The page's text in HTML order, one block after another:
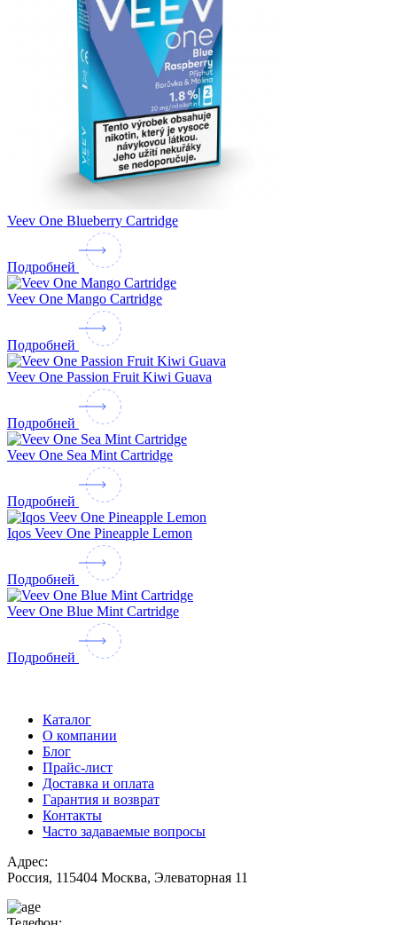
Veev One Blueberry Cartridge
Подробней
Veev One Mango Cartridge
Подробней
Veev One Passion Fruit Kiwi Guava
Подробней
Veev One Sea Mint Cartridge
Подробней
Iqos Veev One Pineapple Lemon
Подробней
Veev One Blue Mint Cartridge
Подробней
Каталог
О компании
Блог
Прайс-лист
Доставка и оплата
Гарантия и возврат
Контакты
Часто задаваемые вопросы
Адрес:
Россия, 115404 Москва, Элеваторная 11